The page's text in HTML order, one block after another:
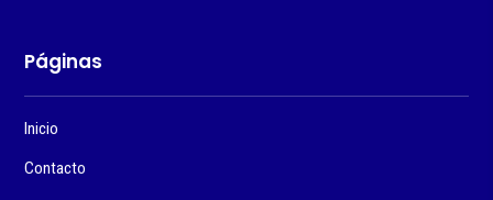
Páginas
Inicio
Contacto